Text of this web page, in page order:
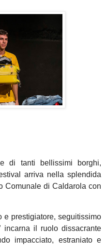
di tanti bellissimi borghi,
arriva nella splendida
Comunale di Caldarola con
e prestigiatore, seguitissimo
incarna il ruolo dissacrante
impacciato, estraniato e